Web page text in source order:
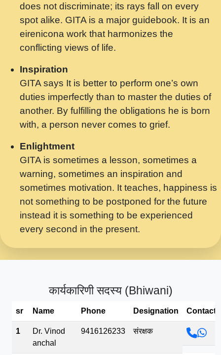
मन अशांत मंत्र जाप - गीता प्रेरणा -Swami
Gyananand Ji Maharaj.mp3
मन बध लय परम वल कगन Special Shyam
Saawariya.mp3
मर गनय न अपरध लडडल शर रध.... Shri
ravinandan shastri ji maharaj.mp3
मेरे मन हरी का ध्यान लगा - भजन भाव - 2018 -
Rishikesh - Swami Gyananand Ji
Maharaj.mp3
यह हसरत तलब ह नकज कमर Yahi Hasraten
Talab Hai Bhav Pravah #bhajan.mp3
लडल ज बल ल क ज न लग Sadhvi Purnima Ji
7.9.2021 जवल नगर दलल #बसर.mp3
सख भ मझ पयर ह दख भ मझ पयर ह!छड म कस दत
सपरहट भजन 2021 - तर अखय ह जद भर बहर ज म
सपरहट शयम भजन - जय जय शयम जय जय शयम
भव.mp3
does not discriminate; its rays fall on every
spot alike. GITA is a major guidebook. It is an
eirenicona work that harmonizes the
conflicting views of life.
Inspiration
GITA says It is better to perform one’s own
duties imperfectly than to master the duties of
another. By fulfilling the obligations he is born
with, a person never comes to grief.
Enlightment
GITA is sometimes a lesson, sometimes a
warning, sometimes an inspiration and
sometimes motivation. It teaches, happiness is
not something to be postponed for the future
instead it is something to be experienced
every second in the present.
कार्यकारिणी सदस्य (Bhiwani)
sr Name Phone Designation Contact
1
Dr. Vinod
anchal
9416126233 संरक्षक